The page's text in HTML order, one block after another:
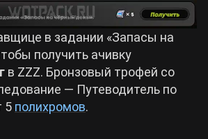
в задании «Запасы на
получить ачивку
в ZZZ. Бронзовый трофей со
— Путеводитель по
5 полихромов.